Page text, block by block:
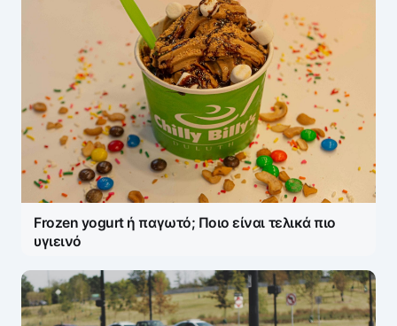
Name*
E-mail*
Save my name and e-mail in this browser for the
next time I comment.
Frozen yogurt ή παγωτό; Ποιο είναι τελικά πιο
υγιεινό